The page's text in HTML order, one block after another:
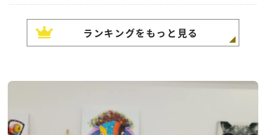
ランキングをもっと見る